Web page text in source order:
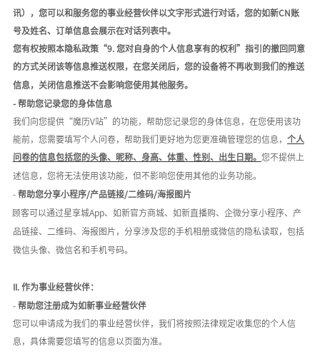
讯） ，您可以和服务您的事业经营伙伴以文字形式进行对话，您的如新CN账
号及姓名、订单信息会展示在对话列表中。
您有权按照本隐私政策“9. 您对自身的个人信息享有的权利”指引的撤回同意
的方式关闭该等信息推送权限，在您关闭后，您的设备将不再收到我们的推送
信息，关闭信息推送不会影响您使用其他服务。
- 帮助您记录您的身体信息
我们向您提供“魔历V站”的功能，帮助您记录您的身体信息，在您使用该功
能前，您需要填写个人问卷，帮助我们更好地为您更准确管理您的信息， 个人
问卷的信息包括您的头像、昵称、身高、体重、性别、出生日期。 您不提供上
述信息，您将无法使用该功能，但不影响您使用其他的业务功能。
- 帮助您分享小程序/产品链接/二维码/海报图片
顾客可以通过星享城App、如新官方商城、如新直播购、企微分享小程序、产
品链接、二维码、海报图片，分享涉及您的手机相册或微信的隐私读取，包括
微信头像、微信名和手机号码。
II. 作为事业经营伙伴：
- 帮助您注册成为如新事业经营伙伴
您可以申请成为我们的事业经营伙伴，我们将按照法律规定收集您的个人信
息，具体需要您填写的信息以页面为准。